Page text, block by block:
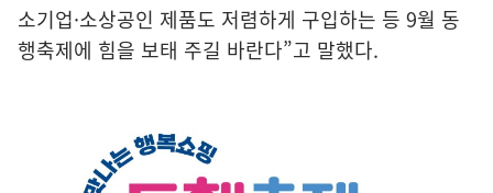
소기업·소상공인 제품도 저렴하게 구입하는 등 9월 동
행축제에 힘을 보태 주길 바란다”고 말했다.